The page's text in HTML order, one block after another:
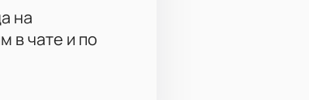
на
в чате и по